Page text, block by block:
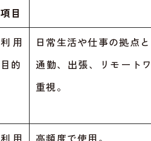
項目
利用
目的
日常生活や仕事の拠点と
通勤、出張、リモート
重視。
利用
高頻度で使用。